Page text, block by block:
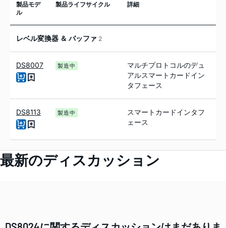
製品モデ
ル
製品ライフサイクル 詳細
レベル変換器 ＆ バッファ 2
DS8007 製造中
マルチプロトコルのデュ
アルスマートカードイン
タフェース
DS8113 製造中
スマートカードインタフ
ェース
最新のディスカッション